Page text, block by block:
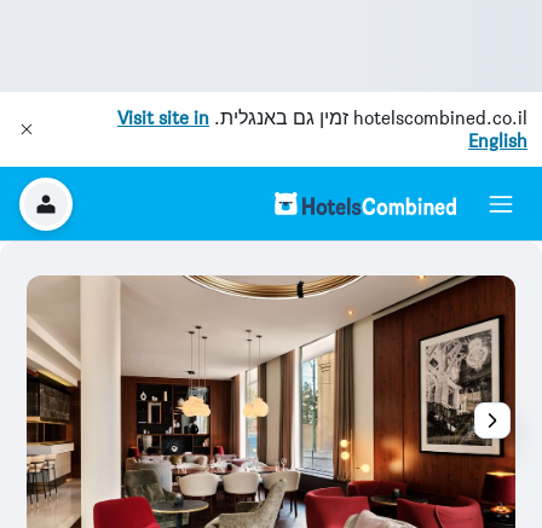
hotelscombined.co.il זמין גם באנגלית. Visit site in
English